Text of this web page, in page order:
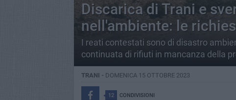
Discarica di Trani e
nell'ambiente: le
I reati contestati sono di disastro
continuata di rifiuti in mancanza della
TRANI - DOMENICA 15 OTTOBRE 2023
12 CONDIVISIONI